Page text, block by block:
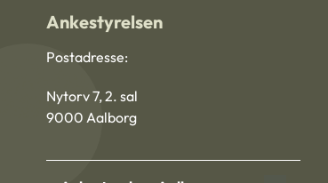
Ankestyrelsen
Postadresse:
Nytorv 7, 2. sal
9000 Aalborg